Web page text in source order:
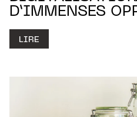
D’IMMENSES
LIRE